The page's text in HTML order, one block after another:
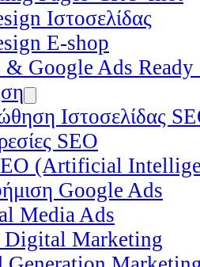
Ιστοσελίδας
E-shop
& Google Ads Ready
Ιστοσελίδας
SEO
(Artificial
Google Ads
Media Ads
Digital Marketing